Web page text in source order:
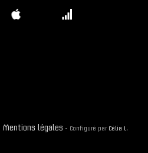
Mentions légales - Configuré par Célia L.